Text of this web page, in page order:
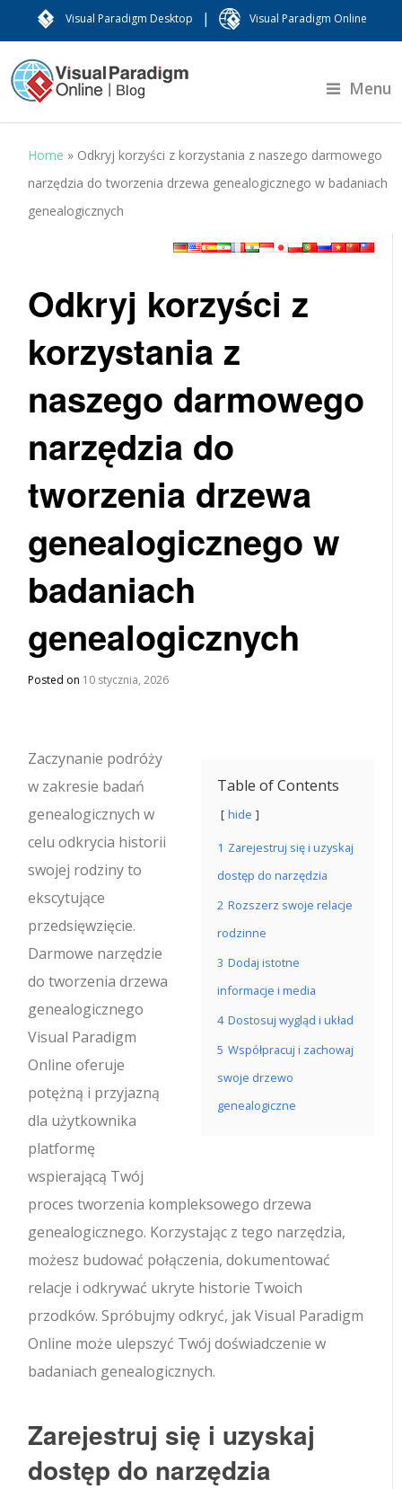
Visual Paradigm Desktop | Visual Paradigm Online
Menu
Home » Odkryj korzyści z korzystania z naszego darmowego
narzędzia do tworzenia drzewa genealogicznego w badaniach
genealogicznych
Odkryj korzyści z
korzystania z
naszego darmowego
narzędzia do
tworzenia drzewa
genealogicznego w
badaniach
genealogicznych
Posted on 10 stycznia, 2026
Table of Contents
hide
1 Zarejestruj się i uzyskaj
dostęp do narzędzia
2 Rozszerz swoje relacje
rodzinne
3 Dodaj istotne
informacje i media
4 Dostosuj wygląd i układ
5 Współpracuj i zachowaj
swoje drzewo
genealogiczne
Zaczynanie podróży
w zakresie badań
genealogicznych w
celu odkrycia historii
swojej rodziny to
ekscytujące
przedsięwzięcie.
Darmowe narzędzie
do tworzenia drzewa
genealogicznego
Visual Paradigm
Online oferuje
potężną i przyjazną
dla użytkownika
platformę
wspierającą Twój
proces tworzenia kompleksowego drzewa
genealogicznego. Korzystając z tego narzędzia,
możesz budować połączenia, dokumentować
relacje i odkrywać ukryte historie Twoich
przodków. Spróbujmy odkryć, jak Visual Paradigm
Online może ulepszyć Twój doświadczenie w
badaniach genealogicznych.
Zarejestruj się i uzyskaj
dostęp do narzędzia